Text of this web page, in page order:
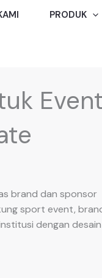
PRODUK
brand dan sponsor
sport event,
dengan desain